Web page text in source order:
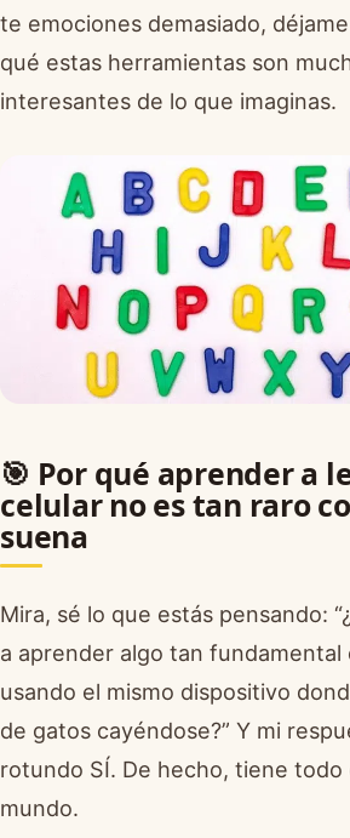
te emociones demasiado,
qué estas herramientas son
interesantes de lo que imaginas.
🎯 Por qué aprender a
celular no es tan raro
suena
Mira, sé lo que estás pensando:
a aprender algo tan fundamental
usando el mismo dispositivo
de gatos cayéndose?” Y mi
rotundo SÍ. De hecho, tiene todo
mundo.